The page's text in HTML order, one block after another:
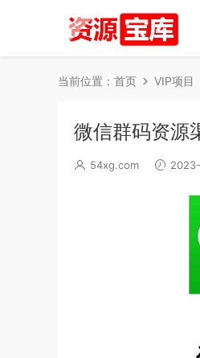
当前位置： 首页 VIP项目
微信群码资源
54xg.com